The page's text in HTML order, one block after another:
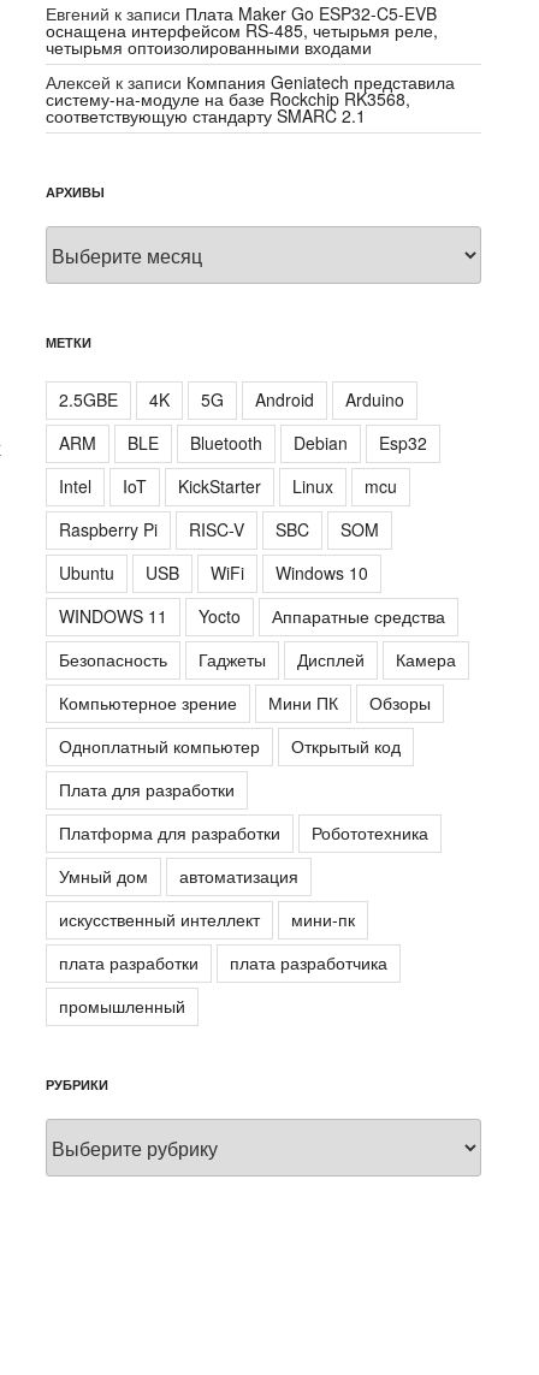
Евгений к записи Плата Maker Go ESP32-C5-EVB
оснащена интерфейсом RS-485, четырьмя реле,
четырьмя оптоизолированными входами
Алексей к записи Компания Geniatech представила
систему-на-модуле на базе Rockchip RK3568,
соответствующую стандарту SMARC 2.1
АРХИВЫ
Архивы
МЕТКИ
2.5GBE 4K 5G Android
Arduino
ARM
BLE Bluetooth Debian
Esp32
Intel
IoT KickStarter Linux
mcu
Raspberry Pi
RISC-V SBC
SOM
Ubuntu
USB WiFi
Windows 10
WINDOWS 11
Yocto
Аппаратные средства
Безопасность
Гаджеты Дисплей
Камера
Компьютерное зрение
Мини ПК
Обзоры
Одноплатный компьютер
Открытый код
Плата для разработки
Платформа для разработки
Робототехника
Умный дом
автоматизация
искусственный интеллект
мини-пк
плата разработки
плата разработчика
промышленный
РУБРИКИ
Рубрики